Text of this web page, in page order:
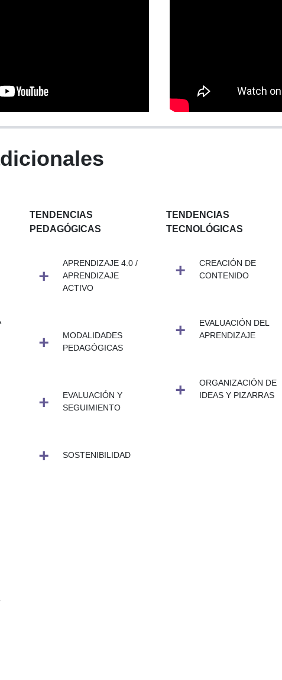
TENDENCIAS
PEDAGÓGICAS
APRENDIZAJE 4.0 /
APRENDIZAJE
ACTIVO
MODALIDADES
PEDAGÓGICAS
EVALUACIÓN Y
SEGUIMIENTO
SOSTENIBILIDAD
TENDENCIAS
TECNOLÓGICAS
CREACIÓN DE
CONTENIDO
EVALUACIÓN DEL
APRENDIZAJE
ORGANIZACIÓN DE
IDEAS Y PIZARRAS